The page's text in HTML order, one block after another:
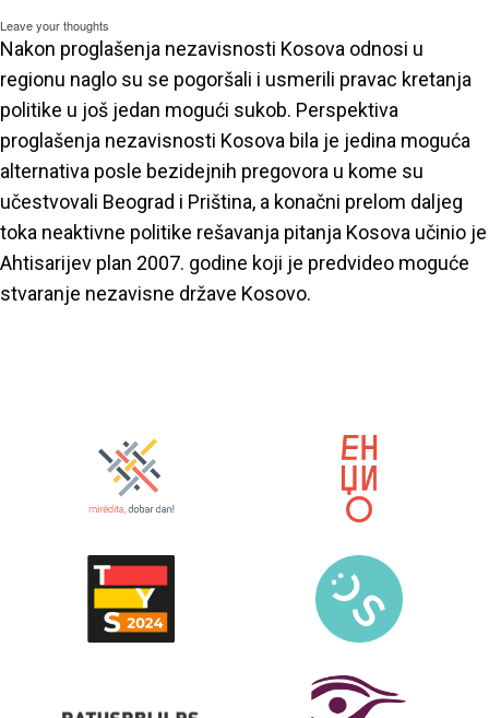
Leave your thoughts
Nakon proglašenja nezavisnosti Kosova odnosi u
regionu naglo su se pogoršali i usmerili pravac kretanja
politike u još jedan mogući sukob. Perspektiva
proglašenja nezavisnosti Kosova bila je jedina moguća
alternativa posle bezidejnih pregovora u kome su
učestvovali Beograd i Priština, a konačni prelom daljeg
toka neaktivne politike rešavanja pitanja Kosova učinio je
Ahtisarijev plan 2007. godine koji je predvideo moguće
stvaranje nezavisne države Kosovo.